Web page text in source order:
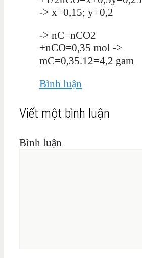
-> x=0,15; y=0,2
-> nC=nCO2
+nCO=0,35 mol ->
mC=0,35.12=4,2 gam
Bình luận
Viết một bình luận
Bình luận